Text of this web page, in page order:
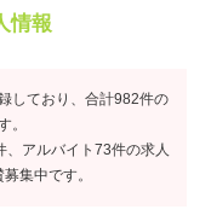
情報
しており、合計982件の
。
アルバイト73件の求人
集中です。